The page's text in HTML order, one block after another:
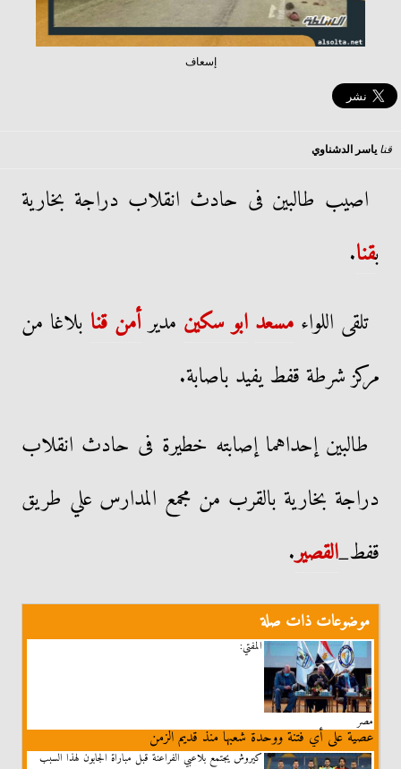
إسعاف
قنا ياسر الدشناوي
اصيب طالبين فى حادث انقلاب دراجة بخارية
بقنا.
تلقى اللواء مسعد ابو سكين مديرأمن قنا بلاغا من
مركز شرطة قفط يفيد باصابة.
طالبين إحداهما إصابته خطيرة فى حادث انقلاب
دراجة بخارية بالقرب من مجمع المدارس علي طريق
قفط_القصير.
موضوعات ذات صلة
المفتي:
مصر
عصية على أي فتنة ووحدة شعبها منذ قديم الزمن
كيروش يجتمع بلاعبي الفراعنة قبل مباراة الجابون لهذا السبب